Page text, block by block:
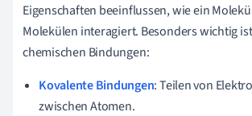
Eigenschaften beeinflussen, wie ein
Molekülen interagiert. Besonders wichtig
chemischen Bindungen:
Kovalente Bindungen: Teilen von
zwischen Atomen.